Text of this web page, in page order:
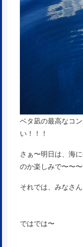
ベタ凪の最高なコ
い！！！
さぁ〜明日は、海
のか楽しみで〜〜
それでは、みなさ
ではでは〜